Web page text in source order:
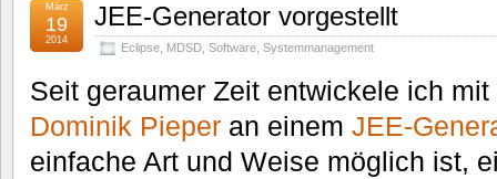
JEE-Generator vorgestellt
Eclipse MDSD Software Systemmanagement
März
19
2014
Seit geraumer Zeit entwickele ich
Dominik Pieper an einem JEE-
einfache Art und Weise möglich ist,